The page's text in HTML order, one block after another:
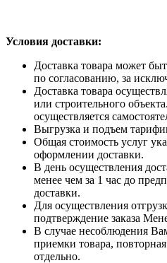
Условия доставки:
Доставка товара может
по согласованию, за
Доставка товара
или строительного
осуществляется
Выгрузка и подъем
Общая стоимость услуг
оформлении доставки.
В день осуществления
менее чем за 1 час до
доставки.
Для осуществления
подтверждение заказа
В случае несоблюдения
приемки товара,
отдельно.